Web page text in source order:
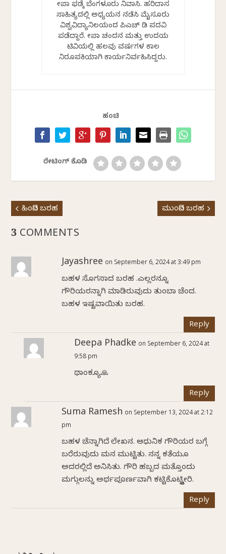
ದೀಪಾ ಫಡ್ಕೆ ಬೆಂಗಳೂರು ನಿವಾಸಿ. ಹರಿದಾಸ
ಸಾಹಿತ್ಯದಲ್ಲಿ ಅಧ್ಯಯನ ನಡೆಸಿ ಮೈಸೂರು
ವಿಶ್ವವಿದ್ಯಾನಿಲಯದಿಂದ ಪಿಎಚ್ ಡಿ ಪದವಿ
ಪಡೆದಿದ್ದಾರೆ. ದೀಪಾ ಚಂದನ ಮತ್ತು ಉದಯ
ಟಿವಿಯಲ್ಲಿ ಹಲವು ವರ್ಷಗಳ ಕಾಲ
ನಿರೂಪಕಿಯಾಗಿ ಕಾರ್ಯನಿರ್ವಹಿಸಿದ್ದರು.
ಹಂಚಿ
ರೇಟಿಂಗ್ ಕೊಡಿ
ಹಿಂದಿನ ಬರಹ ಮುಂದಿನ ಬರಹ
3 COMMENTS
Jayashree on September 6, 2024 at 3:49 pm
ಬಹಳ ಸೊಗಸಾದ ಬರಹ .ಎಲ್ಲರನ್ನೂ
ಗೌರಿಯರನ್ನಾಗಿ ಮಾಡಿರುವುದು ತುಂಬಾ ಚೆಂದ.
ಬಹಳ ಇಷ್ಟವಾಯಿತು ಬರಹ.
Reply
Deepa Phadke on September 6, 2024 at
9:58 pm
ಥಾಂಕ್ಯೂ🙏
Reply
Suma Ramesh on September 13, 2024 at 2:12
pm
ಬಹಳ ಚೆನ್ನಾಗಿದೆ ಲೇಖನ. ಆಧುನಿಕ ಗೌರಿಯರ ಬಗ್ಗೆ
ಬರೆದಿರುವುದು ಮನ ಮುಟ್ಟಿತು. ನನ್ನ ಕತೆಯೂ
ಅದರಲ್ಲಿದೆ ಅನಿಸಿತು. ಗೌರಿ ಹಬ್ಬದ ಮತ್ತೊಂದು
ಮಗ್ಗುಲನ್ನು ಅರ್ಥಪೂರ್ಣವಾಗಿ ಕಟ್ಟಿಕೊಟ್ಟಿದ್ದೀರಿ.
Reply